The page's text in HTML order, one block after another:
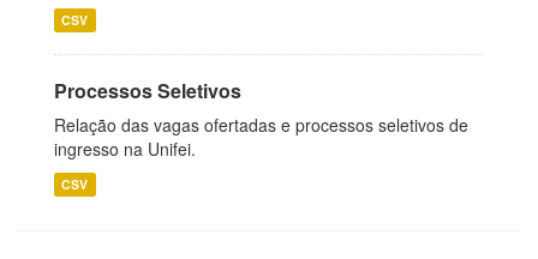
CSV
Processos Seletivos
Relação das vagas ofertadas e processos seletivos de
ingresso na Unifei.
CSV